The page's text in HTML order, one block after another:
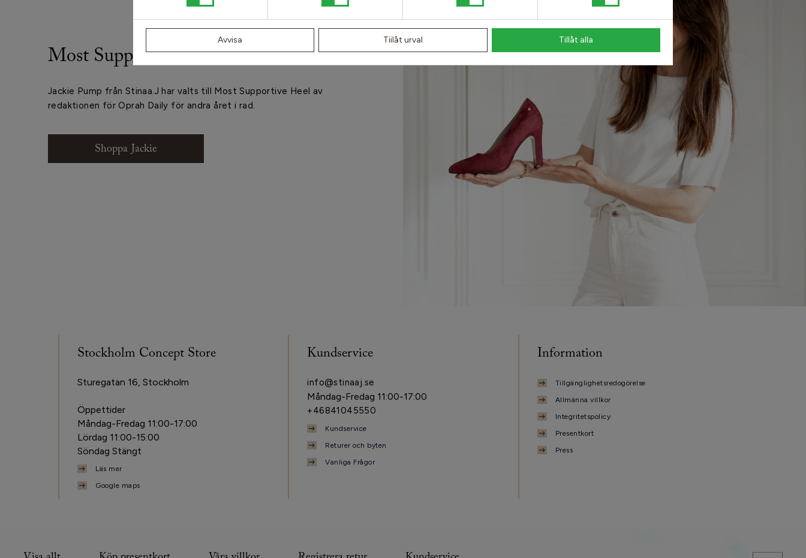
Avvisa Tiilåt urval Tillåt alla
Most Supportive heel
Jackie Pump från Stinaa.J har valts till Most Supportive Heel av
redaktionen för Oprah Daily för andra året i rad.
Shoppa Jackie
Stockholm Concept Store
Sturegatan 16, Stockholm
Öppettider
Måndag-Fredag 11:00-17:00
Lördag 11:00-15:00
Söndag Stängt
Läs mer
Google maps
Kundservice
info@stinaaj.se
Måndag-Fredag 11:00-17:00
+46841045550
Kundservice
Returer och byten
Vanliga Frågor
Information
Tillgänglighetsredogörelse
Allmänna villkor
Integritetspolicy
Presentkort
Press